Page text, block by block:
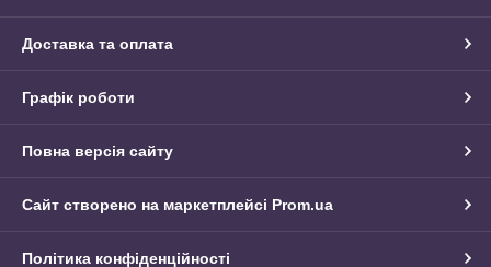
Доставка та оплата
Графік роботи
Повна версія сайту
Сайт створено на маркетплейсі Prom.ua
Політика конфіденційності